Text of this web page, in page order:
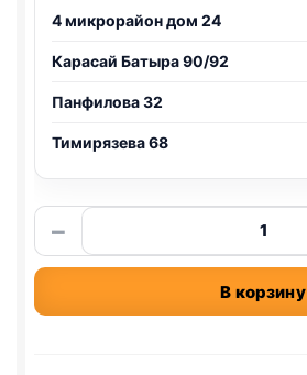
4 микрорайон дом 24
Карасай Батыра 90/92
Панфилова 32
Тимирязева 68
−
Количество
товара
Elite
б
В корзину